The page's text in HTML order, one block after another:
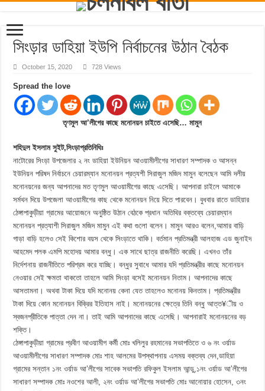
সিংড়ার ডাহিয়া ইউপি নির্বাচনের উঠান বৈঠক
October 15, 2020 728 Views
Spread the love
তৃণমুল আ’লীগের কাছে মনোনয়ন চাইতে এসেছি… মামুন
শহিদুল ইসলাম সুইট,সিংড়াপ্রতিনিধিঃ
নাটোরের সিংড়া উপজেলার ২ নং ডাহিয়া ইউনিয়ন আওয়ামীলীগের সাধারণ সম্পাদক ও আসন্ন
ইউনিয়ন পরিষদ নির্বাচনে চেয়ারম্যান মনোনয়ন প্রত্যশী সিরাজুল মজিদ মামুন বলেছেন আমি দলীয়
মনোনয়নের জন্য আপনাদের মত তৃণমুল আওয়ামীগের কাছে এসেছি। আপনারা চাইলে আমাকে
সর্মথন দিয়ে উপজেলা আওয়ামীগের কাছ থেকে মনোনয়ন নিয়ে দিতে পারবেন। বুধবার রাতে ডাহিয়ার
ঠেঙ্গাপাকুড়ীয়া গ্রামের আয়োজনে অনুষ্ঠিত উঠান বেঠকে প্রধান অতিথির বক্তব্যে চেয়ারম্যান
মনোনয়ন প্রত্যাশী সিরাজুল মজিদ মামুন এই কথা গুলো বলেন। মামুন আরও বলেন,আমার বাড়ি
গাড়া বাড়ি হলেও সেই কিশোর বয়স থেকে সিংড়াতে থাকি। বর্তমান প্রতিমন্ত্রী আলহাজ এড জুনাইদ
আহমেদ পলক এমপি মহোদয় আমার বন্ধু। এক সাথে ছাত্র রাজনীতি করেছি। এখনও তাঁর
নির্দেশনায় রাজনীতিতে পরিশ্রম করে যাচ্ছি। বন্ধুর সুবাধে আমার যদি প্রতিমন্ত্রীর কাছে মনোনয়ন
নেওয়ার সেই ক্ষমতা থাকতো তাহলে আমি সিংড়া বসেই মনোনয়ন নিতাম। আপনাদের কাছে
আসতামনা। অথবা টাকা দিয়ে যদি মনোনয় কেনা যেত তাহলেও মনোনয় কিনতাম। প্রতিমন্ত্রীর
টাকা দিয়ে কোন মনোনয়ন বিক্রির ইতিহাস নাই। মনোনয়নের ক্ষেত্রে তিনি বন্ধু আত্ত¥ীয় ও
স্বজনপ্রীতিকে পাত্তা দেন না। তাই আমি আপনাদের কাছে এসেছি। আপনারাই মনোনয়নের বড়
শক্তি।
ঠেঙ্গাপাকুড়ীয়া গ্রামের প্রবীণ আওয়ামীগ কর্মী মোঃ খলিলুর রহমানের সভাপতিতে ও ৬ নং ওর্য়াড
আওয়ামীলীগের সাধারণ সম্পাদক মোঃ শাহ আলমের উপস্থাপনায় এসময় বক্তব্য দেন,ডাহিয়া
গ্রামের সন্তান ১নং ওর্য়াড আ’লীগের সাবেক সভাপতি রফিকুল ইসলাম আন্ডু,১নং ওর্য়াড আ’লীগের
সাধারণ সম্পাদক মোঃ নওশের আলী, ২নং ওর্য়াড আ’লীগের সভাপতি মোঃ আনোয়ার হোসেন, ৩নং